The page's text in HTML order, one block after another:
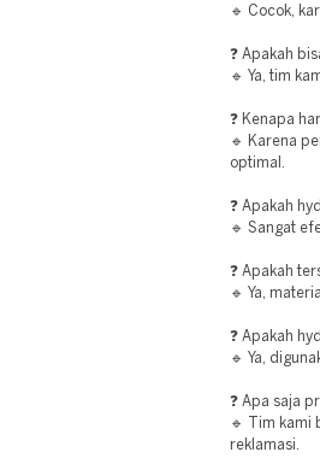
🔹 Cocok,
❓ Apakah
🔹 Ya, tim
❓ Kenapa
🔹 Karena
optimal.
❓ Apakah
🔹 Sangat
❓ Apakah
🔹 Ya,
❓ Apakah
🔹 Ya,
❓ Apa saja
🔹 Tim kami
reklamasi.